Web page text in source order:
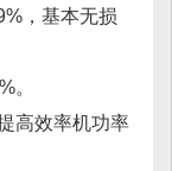
，基本无损
。
高效率机功率